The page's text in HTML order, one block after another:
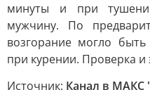
минуты и при
мужчину. По
возгорание могло
при курении. Проверка
Источник: Канал в МАКС